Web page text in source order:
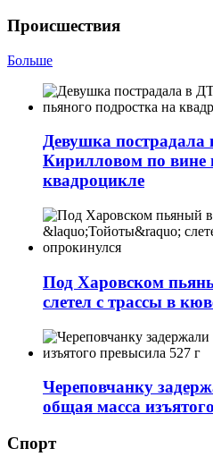
Происшествия
Больше
Девушка
Кирилловом по вине
квадроцикле
Под Харовском
слетел с трассы в
Череповчанку
общая масса
Спорт